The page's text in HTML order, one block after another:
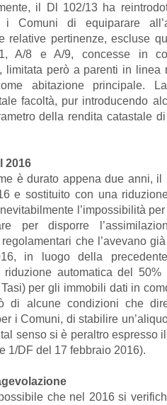
il Dl 102/13 ha
i Comuni di equiparare
relative pertinenze, escluse
A/8 e A/9, concesse in
limitata però a parenti in
abitazione principale.
facoltà, pur introducendo
della rendita catastale
2016
è durato appena due anni,
e sostituito con una
l’impossibilità
per disporre
che l’avevano
in luogo della
riduzione automatica del
per gli immobili dati in
di alcune condizioni che
i Comuni, di stabilire
senso si è peraltro espresso
1/DF del 17 febbraio 2016).
che nel 2016 si